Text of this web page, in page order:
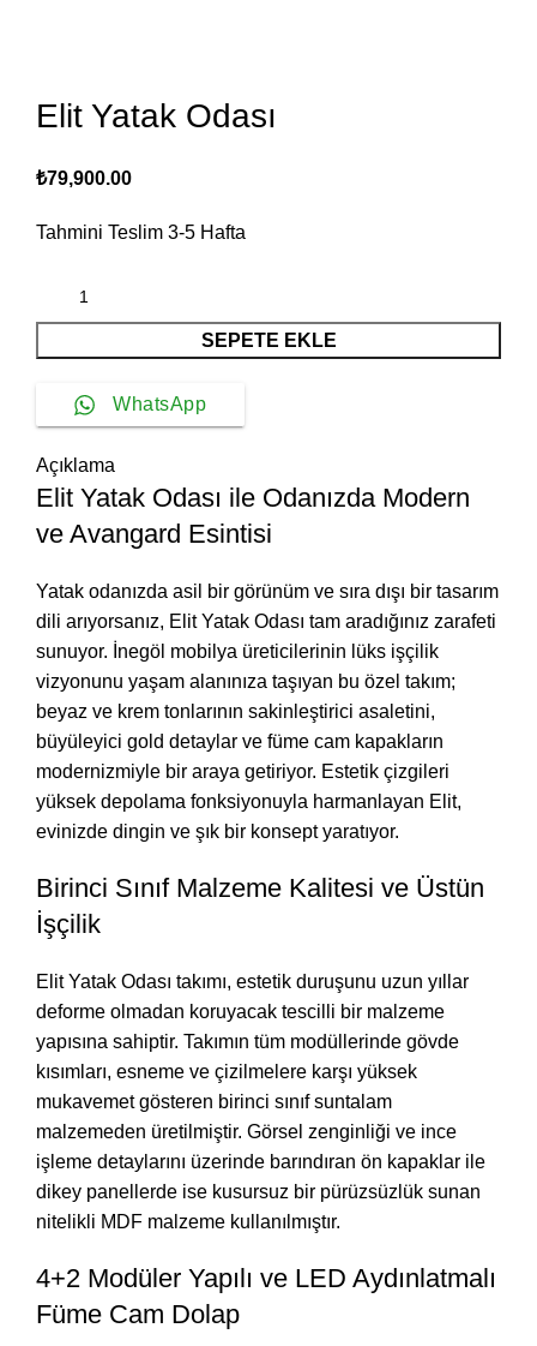
Elit Yatak Odası
₺79,900.00
Tahmini Teslim 3-5 Hafta
SEPETE EKLE
WhatsApp
Açıklama
Elit Yatak Odası ile Odanızda Modern
ve Avangard Esintisi
Yatak odanızda asil bir görünüm ve sıra dışı bir tasarım
dili arıyorsanız, Elit Yatak Odası tam aradığınız zarafeti
sunuyor. İnegöl mobilya üreticilerinin lüks işçilik
vizyonunu yaşam alanınıza taşıyan bu özel takım;
beyaz ve krem tonlarının sakinleştirici asaletini,
büyüleyici gold detaylar ve füme cam kapakların
modernizmiyle bir araya getiriyor. Estetik çizgileri
yüksek depolama fonksiyonuyla harmanlayan Elit,
evinizde dingin ve şık bir konsept yaratıyor.
Birinci Sınıf Malzeme Kalitesi ve Üstün
İşçilik
Elit Yatak Odası takımı, estetik duruşunu uzun yıllar
deforme olmadan koruyacak tescilli bir malzeme
yapısına sahiptir. Takımın tüm modüllerinde gövde
kısımları, esneme ve çizilmelere karşı yüksek
mukavemet gösteren birinci sınıf suntalam
malzemeden üretilmiştir. Görsel zenginliği ve ince
işleme detaylarını üzerinde barındıran ön kapaklar ile
dikey panellerde ise kusursuz bir pürüzsüzlük sunan
nitelikli MDF malzeme kullanılmıştır.
4+2 Modüler Yapılı ve LED Aydınlatmalı
Füme Cam Dolap